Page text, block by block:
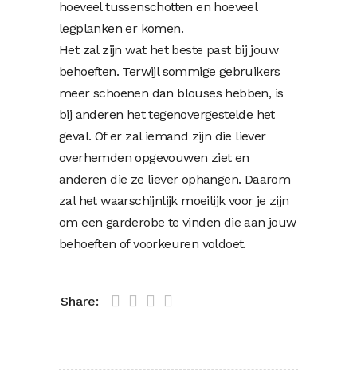
hoeveel tussenschotten en hoeveel
legplanken er komen.
Het zal zijn wat het beste past bij jouw
behoeften. Terwijl sommige gebruikers
meer schoenen dan blouses hebben, is
bij anderen het tegenovergestelde het
geval. Of er zal iemand zijn die liever
overhemden opgevouwen ziet en
anderen die ze liever ophangen. Daarom
zal het waarschijnlijk moeilijk voor je zijn
om een garderobe te vinden die aan jouw
behoeften of voorkeuren voldoet.
Share: